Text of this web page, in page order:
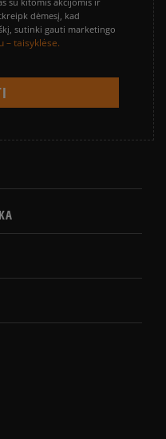
dėmesį, kad
sutinki gauti marketingo
– taisyklėse.